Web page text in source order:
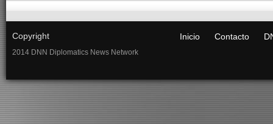
Copyright
2014 DNN Diplomatics News Network
Inicio Contacto